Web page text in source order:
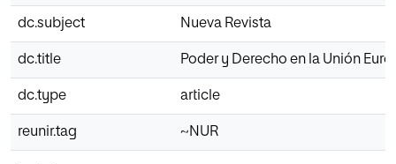
dc.subject Nueva Revista
dc.title Poder y Derecho en la Unión
dc.type article
reunir.tag ~NUR